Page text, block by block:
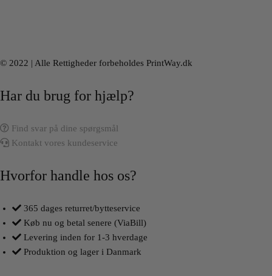
© 2022 | Alle Rettigheder forbeholdes PrintWay.dk
Har du brug for hjælp?
Find svar på dine spørgsmål
Kontakt vores kundeservice
Hvorfor handle hos os?
365 dages returret/bytteservice
Køb nu og betal senere (ViaBill)
Levering inden for 1-3 hverdage
Produktion og lager i Danmark